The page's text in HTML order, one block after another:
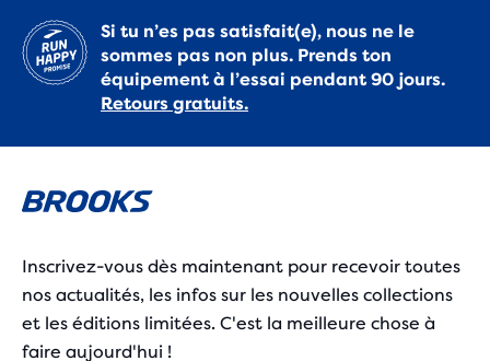
Si tu n’es pas satisfait(e), nous ne le
sommes pas non plus. Prends ton
équipement à l’essai pendant 90 jours.
Retours gratuits.
Inscrivez-vous dès maintenant pour recevoir toutes
nos actualités, les infos sur les nouvelles collections
et les éditions limitées. C'est la meilleure chose à
faire aujourd'hui !